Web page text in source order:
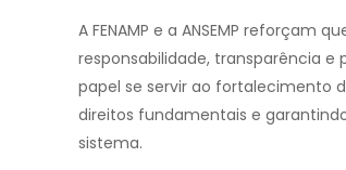
A FENAMP e a ANSEMP
responsabilidade, transparência e
papel se servir ao fortalecimento
direitos fundamentais e
sistema.